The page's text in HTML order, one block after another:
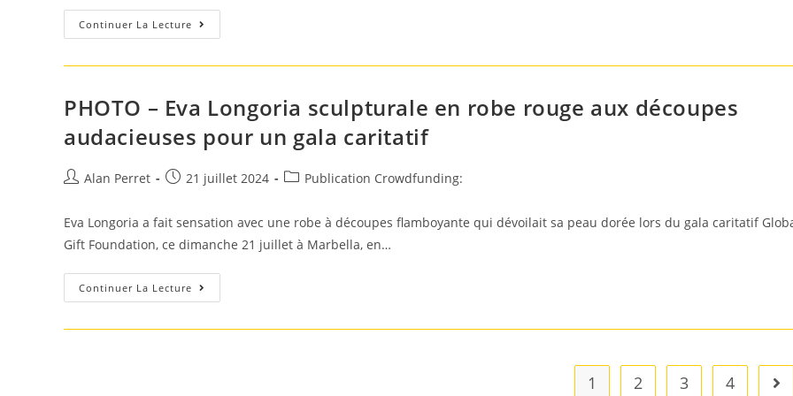
Continuer La Lecture Sofia
Vergara
Presque
L’événement
D’Andrea
Bocelli
PHOTO – Eva Longoria sculpturale en robe rouge aux découpes
audacieuses pour un gala caritatif
Auteur/autrice
la
publication :
Alan Perret
Post21 juillet 2024
PostPublication Crowdfunding:
Eva Longoria a fait sensation avec une robe à découpes flamboyante qui dévoilait sa peau dorée lors du gala caritatif
Gift Foundation, ce dimanche 21 juillet à Marbella, en…
Continuer La Lecture PHOTO
–
Longoria
1 2 3 4